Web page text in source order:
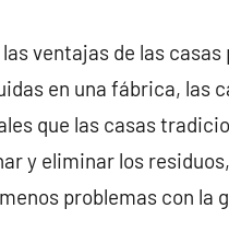
las ventajas de las
en una fábrica, las
que las casas
y eliminar los
problemas con la